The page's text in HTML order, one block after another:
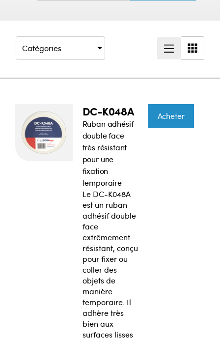
Catégories
DC-K048A
Ruban adhésif
double face
très résistant
pour une
fixation
temporaire
Le DC-K048A
est un ruban
adhésif double
face
extrêmement
résistant, conçu
pour fixer ou
coller des
objets de
manière
temporaire. Il
adhère très
bien aux
surfaces lisses
Acheter